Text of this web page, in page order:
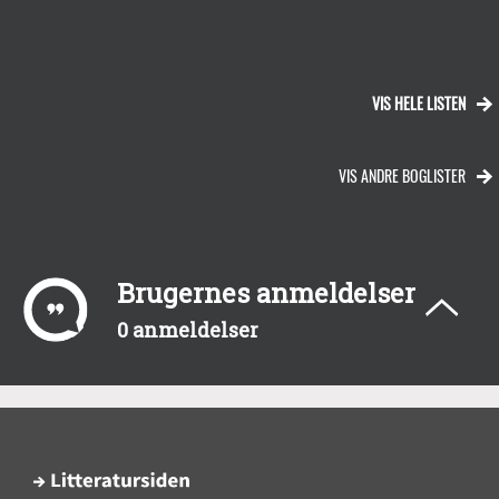
VIS HELE LISTEN
VIS ANDRE BOGLISTER
Brugernes anmeldelser
0 anmeldelser